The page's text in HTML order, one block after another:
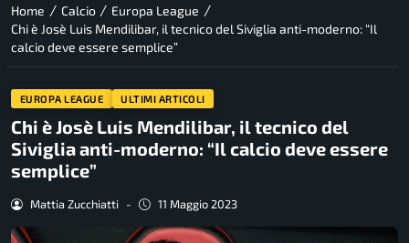
Home / Calcio / Europa League /
Chi è Josè Luis Mendilibar, il tecnico del Siviglia anti-moderno: “Il
calcio deve essere semplice”
EUROPA LEAGUE ULTIMI ARTICOLI
Chi è Josè Luis Mendilibar, il tecnico del
Siviglia anti-moderno: “Il calcio deve essere
semplice”
Mattia Zucchiatti - 11 Maggio 2023